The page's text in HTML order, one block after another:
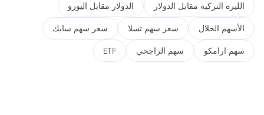
الليرة التركية مقابل الدولار الدولار مقابل اليورو
الأسهم الحلال سعر سهم تسلا سعر سهم سابك
سهم ارامكو سهم الراجحي ETF